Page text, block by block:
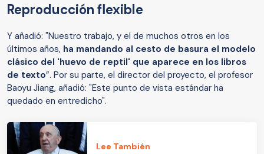
Reproducción flexible
Y añadió: "Nuestro trabajo, y el de muchos otros en los
últimos años, ha mandando al cesto de basura el modelo
clásico del 'huevo de reptil' que aparece en los libros
de texto”. Por su parte, el director del proyecto, el profesor
Baoyu Jiang, añadió: "Este punto de vista estándar ha
quedado en entredicho".
Lee También